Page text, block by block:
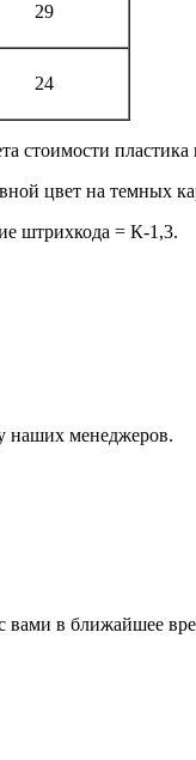
29
24
стоимости пластика
цвет на темных
штрихкода = К-1,3.
наших менеджеров.
вами в ближайшее